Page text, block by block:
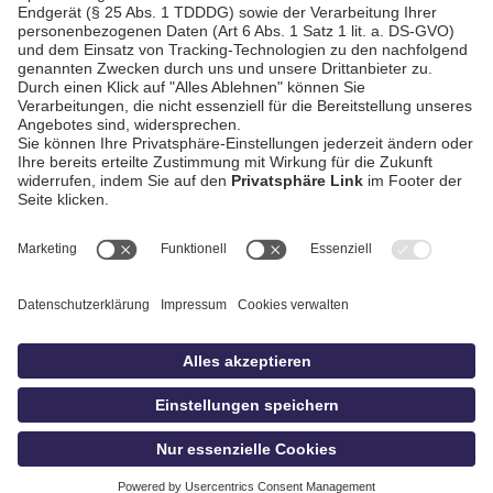
AGB / Gewinnspiele
Datenschutz
Impressum
idowa.de
Privatsphäre